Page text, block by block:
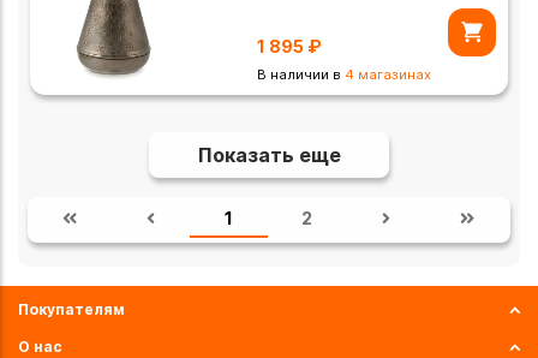
1 895 ₽
В наличии в 4 магазинах
Показать еще
1 2
Покупателям
О нас